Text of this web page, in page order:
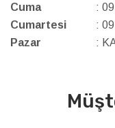
Cuma
:
Cumartesi
:
Pazar
: